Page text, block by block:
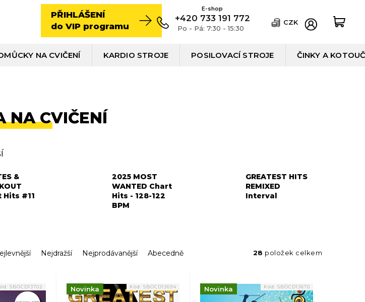
PŘIHLÁŠENÍ
do VIP programu
+420 733 191 772
Po - Pá: 7:30 - 15:30
CZK
NA CVIČENÍ KARDIO STROJE POSILOVACÍ STROJE ČINKY A
NA CVIČENÍ
&
Hits #11
2025 MOST
WANTED Chart
Hits - 128-122
BPM
GREATEST HITS
REMIXED
Interval
Nejdražší Nejprodávanější Abecedně 28 položek celkem
SBOCD13702 Novinka Kód: SBOCD13694 Novinka Kód: SBOCD13670